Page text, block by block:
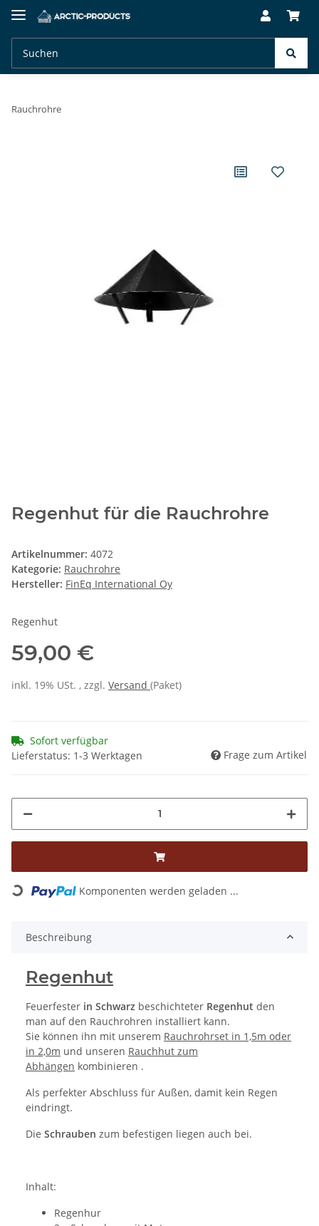
Rauchrohre
Regenhut für die Rauchrohre
Artikelnummer: 4072
Kategorie: Rauchrohre
Hersteller: FinEq International Oy
Regenhut
59,00 €
inkl. 19% USt. , zzgl. Versand (Paket)
Sofort verfügbar
Lieferstatus: 1-3 Werktagen
Frage zum Artikel
Loading... Komponenten werden geladen ...
Beschreibung
Regenhut
Feuerfester in Schwarz beschichteter Regenhut den
man auf den Rauchrohren installiert kann.
Sie können ihn mit unserem Rauchrohrset in 1,5m oder
in 2,0m und unseren Rauchhut zum
Abhängen kombinieren .
Als perfekter Abschluss für Außen, damit kein Regen
eindringt.
Die Schrauben zum befestigen liegen auch bei.
Inhalt:
Regenhur